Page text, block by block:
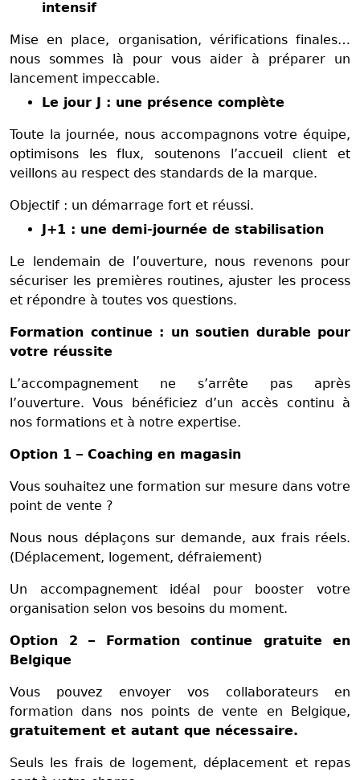
intensif
Mise en place, organisation, vérifications finales…
nous sommes là pour vous aider à préparer un
lancement impeccable.
Le jour J : une présence complète
Toute la journée, nous accompagnons votre équipe,
optimisons les flux, soutenons l’accueil client et
veillons au respect des standards de la marque.
Objectif : un démarrage fort et réussi.
J+1 : une demi-journée de stabilisation
Le lendemain de l’ouverture, nous revenons pour
sécuriser les premières routines, ajuster les process
et répondre à toutes vos questions.
Formation continue : un soutien durable pour
votre réussite
L’accompagnement ne s’arrête pas après
l’ouverture. Vous bénéficiez d’un accès continu à
nos formations et à notre expertise.
Option 1 – Coaching en magasin
Vous souhaitez une formation sur mesure dans votre
point de vente ?
Nous nous déplaçons sur demande, aux frais réels.
(Déplacement, logement, défraiement)
Un accompagnement idéal pour booster votre
organisation selon vos besoins du moment.
Option 2 – Formation continue gratuite en
Belgique
Vous pouvez envoyer vos collaborateurs en
formation dans nos points de vente en Belgique,
gratuitement et autant que nécessaire.
Seuls les frais de logement, déplacement et repas